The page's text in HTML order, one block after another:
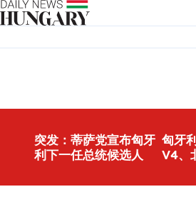
Skip to content
突发：蒂萨党宣布匈牙
利下一任总统候选人
匈牙
V4、